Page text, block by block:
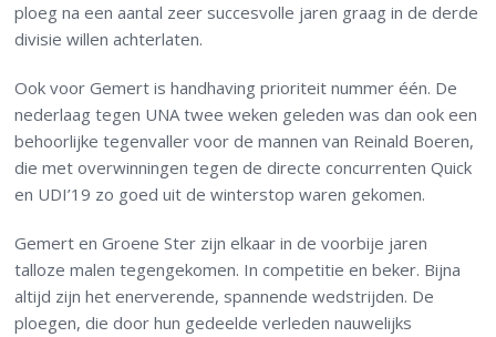
ploeg na een aantal zeer succesvolle jaren graag in de derde
divisie willen achterlaten.
Ook voor Gemert is handhaving prioriteit nummer één. De
nederlaag tegen UNA twee weken geleden was dan ook een
behoorlijke tegenvaller voor de mannen van Reinald Boeren,
die met overwinningen tegen de directe concurrenten Quick
en UDI’19 zo goed uit de winterstop waren gekomen.
Gemert en Groene Ster zijn elkaar in de voorbije jaren
talloze malen tegengekomen. In competitie en beker. Bijna
altijd zijn het enerverende, spannende wedstrijden. De
ploegen, die door hun gedeelde verleden nauwelijks